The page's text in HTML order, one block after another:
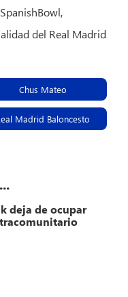
del Real Madrid
Chus Mateo
Madrid Baloncesto
deja de ocupar